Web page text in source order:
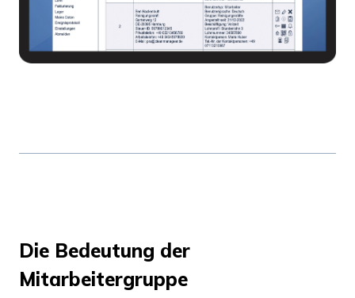
Die Bedeutung der
Mitarbeitergruppe